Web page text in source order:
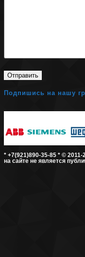
Подпишись на нашу
* +7(921)890-35-85 * ©
на сайте не является